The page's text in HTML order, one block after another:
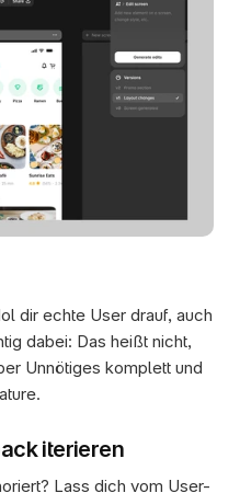
dir echte User drauf, auch
dabei: Das heißt nicht,
Unnötiges komplett und
iterieren
Lass dich vom User-